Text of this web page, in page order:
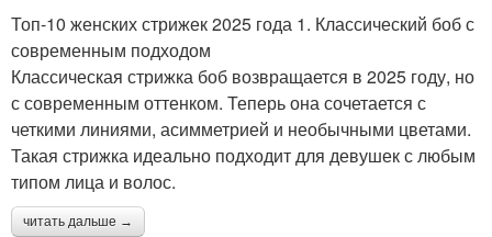
Топ-10 женских стрижек 2025 года 1. Классический боб с
современным подходом
Классическая стрижка боб возвращается в 2025 году, но
с современным оттенком. Теперь она сочетается с
четкими линиями, асимметрией и необычными цветами.
Такая стрижка идеально подходит для девушек с любым
типом лица и волос.
читать дальше →